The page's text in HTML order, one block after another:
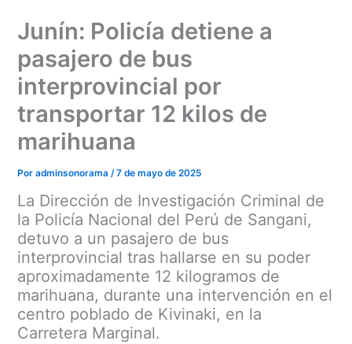
Junín: Policía detiene a
pasajero de bus
interprovincial por
transportar 12 kilos de
marihuana
Poradminsonorama/7 de mayo de 2025
La Dirección de Investigación Criminal de
la Policía Nacional del Perú de Sangani,
detuvo a un pasajero de bus
interprovincial tras hallarse en su poder
aproximadamente 12 kilogramos de
marihuana, durante una intervención en el
centro poblado de Kivinaki, en la
Carretera Marginal.